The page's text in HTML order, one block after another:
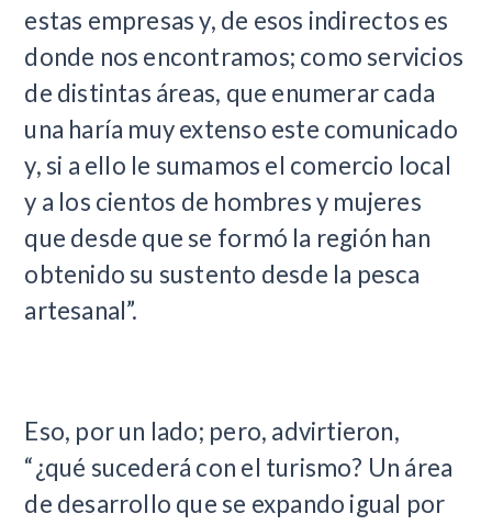
estas empresas y, de esos indirectos es
donde nos encontramos; como servicios
de distintas áreas, que enumerar cada
una haría muy extenso este comunicado
y, si a ello le sumamos el comercio local
y a los cientos de hombres y mujeres
que desde que se formó la región han
obtenido su sustento desde la pesca
artesanal”.
Eso, por un lado; pero, advirtieron,
“¿qué sucederá con el turismo? Un área
de desarrollo que se expando igual por